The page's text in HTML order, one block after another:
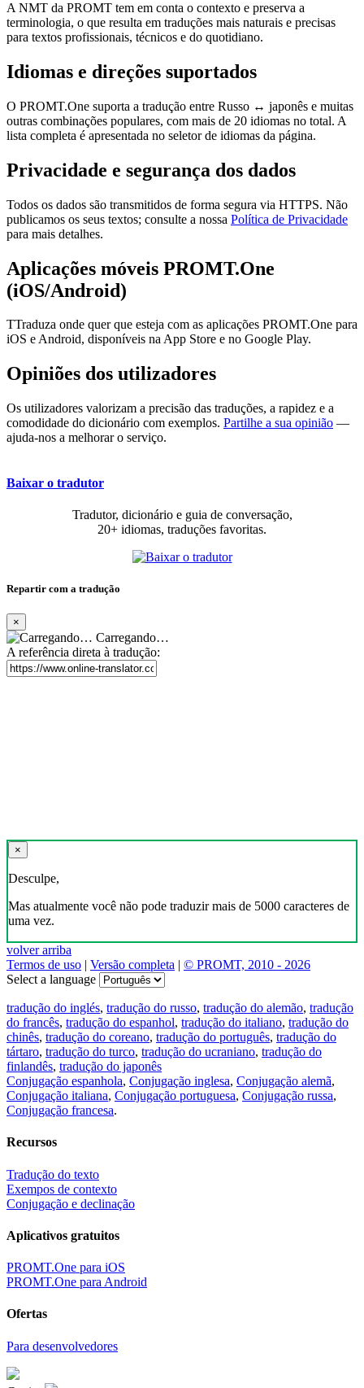
A NMT da PROMT tem em conta o contexto e preserva a
terminologia, o que resulta em traduções mais naturais e precisas
para textos profissionais, técnicos e do quotidiano.
Idiomas e direções suportados
O PROMT.One suporta a tradução entre Russo ↔ japonês e muitas
outras combinações populares, com mais de 20 idiomas no total. A
lista completa é apresentada no seletor de idiomas da página.
Privacidade e segurança dos dados
Todos os dados são transmitidos de forma segura via HTTPS. Não
publicamos os seus textos; consulte a nossa Política de Privacidade
para mais detalhes.
Aplicações móveis PROMT.One
(iOS/Android)
TTraduza onde quer que esteja com as aplicações PROMT.One para
iOS e Android, disponíveis na App Store e no Google Play.
Opiniões dos utilizadores
Os utilizadores valorizam a precisão das traduções, a rapidez e a
comodidade do dicionário com exemplos. Partilhe a sua opinião —
ajuda-nos a melhorar o serviço.
Baixar o tradutor
Tradutor, dicionário e guia de conversação,
20+ idiomas, traduções favoritas.
Repartir com a tradução
×
Carregando…
A referência direta à tradução:
×
Desculpe,
Mas atualmente você não pode traduzir mais de 5000 caracteres de
uma vez.
volver arriba
Termos de uso | Versão completa | © PROMT, 2010 - 2026
Select a language
tradução do inglés, tradução do russo, tradução do alemão, tradução
do francês, tradução do espanhol, tradução do italiano, tradução do
chinês, tradução do coreano, tradução do português, tradução do
tártaro, tradução do turco, tradução do ucraniano, tradução do
finlandês, tradução do japonês
Conjugação espanhola, Conjugação inglesa, Conjugação alemã,
Conjugação italiana, Conjugação portuguesa, Conjugação russa,
Conjugação francesa.
Recursos
Tradução do texto
Exempos de contexto
Conjugação e declinação
Aplicativos gratuitos
PROMT.One para iOS
PROMT.One para Android
Ofertas
Para desenvolvedores